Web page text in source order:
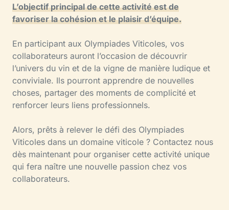
L’objectif principal de cette activité est de
favoriser la cohésion et le plaisir d’équipe.
En participant aux Olympiades Viticoles, vos
collaborateurs auront l’occasion de découvrir
l’univers du vin et de la vigne de manière ludique et
conviviale. Ils pourront apprendre de nouvelles
choses, partager des moments de complicité et
renforcer leurs liens professionnels.
Alors, prêts à relever le défi des Olympiades
Viticoles dans un domaine viticole ? Contactez nous
dès maintenant pour organiser cette activité unique
qui fera naître une nouvelle passion chez vos
collaborateurs.